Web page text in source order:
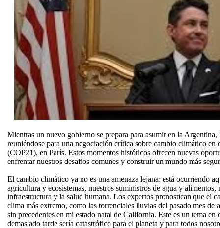
Mientras un nuevo gobierno se prepara para asumir en la Argentina,
reuniéndose para una negociación crítica sobre cambio climático en
(COP21), en París. Estos momentos históricos ofrecen nuevas
enfrentar nuestros desafíos comunes y construir un mundo más
El cambio climático ya no es una amenaza lejana: está ocurriendo
agricultura y ecosistemas, nuestros suministros de agua y alimentos,
infraestructura y la salud humana. Los expertos pronostican que el
clima más extremo, como las torrenciales lluvias del pasado mes de
sin precedentes en mi estado natal de California. Este es un tema en
demasiado tarde sería catastrófico para el planeta y para todos